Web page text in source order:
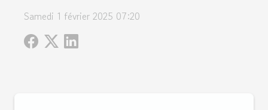
Samedi 1 février 2025 07:20